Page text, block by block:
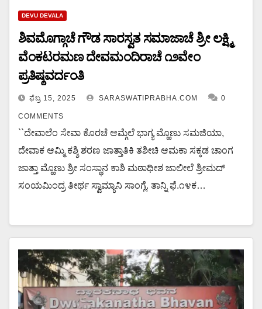
DEVU DEVALA
ಶಿವಮೊಗ್ಗಾಚೆ ಗೌಡ ಸಾರಸ್ವತ ಸಮಾಜಾಚೆ ಶ್ರೀ ಲಕ್ಷ್ಮಿ
ವೆಂಕಟರಮಣ ದೇವಮಂದಿರಾಚೆ ೧೨ವೇಂ
ಪ್ರತಿಷ್ಠವರ್ದಂತಿ
ಫೆಬ್ರ 15, 2025 SARASWATIPRABHA.COM 0
COMMENTS
``ದೇವಾಲೆಂ ಸೇವಾ ಕೊರಚೆ ಆಮ್ಗೆಲೆ ಭಾಗ್ಯ ಮ್ಹೊಣು ಸಮಜಿಯಾ,
ದೇವಾಕ ಆಮ್ಮಿ ಕಶ್ಶಿ ಶರಣ ಜಾತ್ತಾತಿಕಿ ತಶೀಚಿ ಆಮಕಾ ಸಕ್ಕಡ ಚಾಂಗ
ಜಾತ್ತಾ ಮ್ಹೊಣು ಶ್ರೀ ಸಂಸ್ಥಾನ ಕಾಶಿ ಮಠಾಧೀಶ ಜಾಲೀಲೆ ಶ್ರೀಮದ್
ಸಂಯಮಿಂದ್ರ ತೀರ್ಥ ಸ್ವಾಮ್ಯಾನಿ ಸಾಂಗ್ಲೆ. ತಾನ್ನಿ ಫೆ.೧೪ಕ…